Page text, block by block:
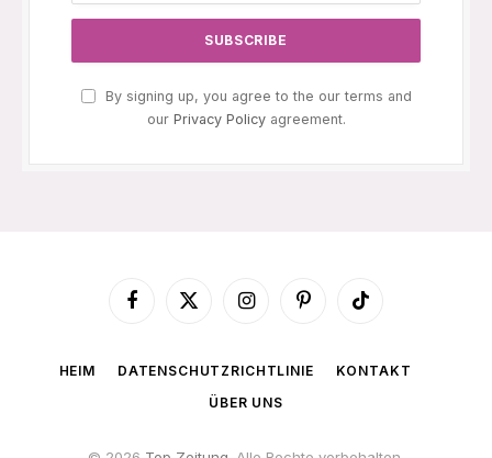
By signing up, you agree to the our terms and
our Privacy Policyagreement.
Facebook
X
InstagramPinterestTikTok
HEIM DATENSCHUTZRICHTLINIE
KONTAKT
ÜBER UNS